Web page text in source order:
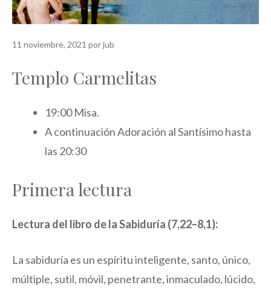
11 noviembre, 2021 porjub
Templo Carmelitas
19:00 Misa.
A continuación Adoración al Santísimo hasta
las 20:30
Primera lectura
Lectura del libro de la Sabiduría (7,22–8,1):
La sabiduría es un espíritu inteligente, santo, único,
múltiple, sutil, móvil, penetrante, inmaculado, lúcido,